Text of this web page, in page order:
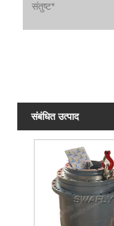
संबंधित उत्पाद